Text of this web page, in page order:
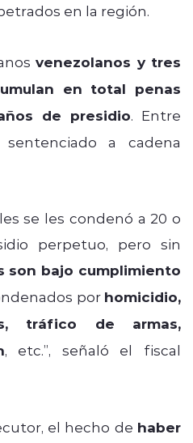
en la región.
venezolanos y tres
en total penas
de presidio. Entre
a cadena
se les condenó a 20 o
perpetuo, pero sin
son bajo cumplimiento
por homicidio,
tráfico de armas,
, etc.”, señaló el fiscal
el hecho de haber